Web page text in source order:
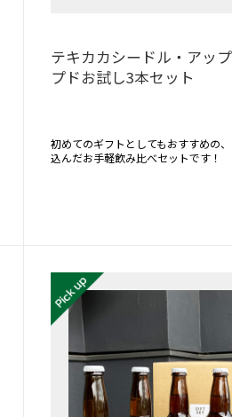
テキカカシードル・アッ
プドお試し3本セット
初めてのギフトとしてもおすすめの
込んだお手軽飲み比べセットです！